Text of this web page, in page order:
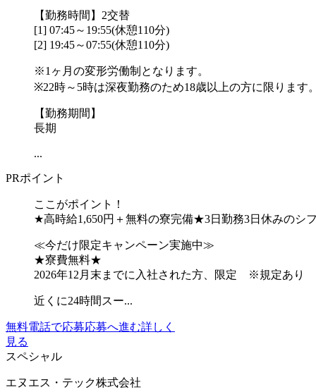
【勤務時間】2交替
[1] 07:45～19:55(休憩110分)
[2] 19:45～07:55(休憩110分)
※1ヶ月の変形労働制となります。
※22時～5時は深夜勤務のため18歳以上の方に限ります。
【勤務期間】
長期
...
PRポイント
ここがポイント！
★高時給1,650円＋無料の寮完備★3日勤務3日休みのシ
≪今だけ限定キャンペーン実施中≫
★寮費無料★
2026年12月末までに入社された方、限定 ※規定あり
近くに24時間スー...
無料電話で応募応募へ進む詳しく
見る
スペシャル
エヌエス・テック株式会社